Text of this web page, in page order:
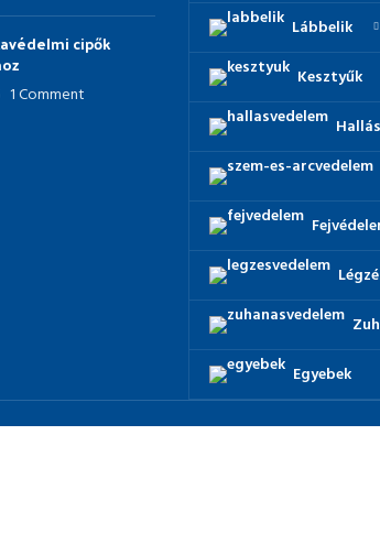
cipők
1 Comment
Lábbelik
Kesztyűk
Egyebek